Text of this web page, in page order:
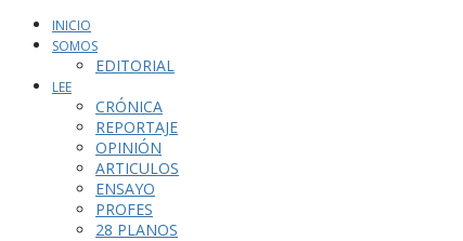
INICIO
SOMOS
EDITORIAL
LEE
CRÓNICA
REPORTAJE
OPINIÓN
ARTICULOS
ENSAYO
PROFES
28 PLANOS